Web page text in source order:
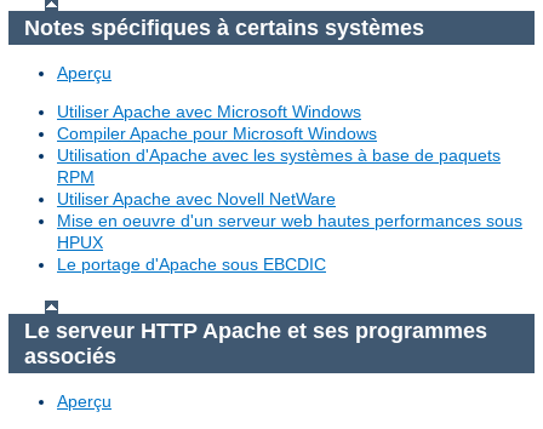
Notes spécifiques à certains systèmes
Aperçu
Utiliser Apache avec Microsoft Windows
Compiler Apache pour Microsoft Windows
Utilisation d'Apache avec les systèmes à base de paquets
RPM
Utiliser Apache avec Novell NetWare
Mise en oeuvre d'un serveur web hautes performances sous
HPUX
Le portage d'Apache sous EBCDIC
Le serveur HTTP Apache et ses programmes
associés
Aperçu